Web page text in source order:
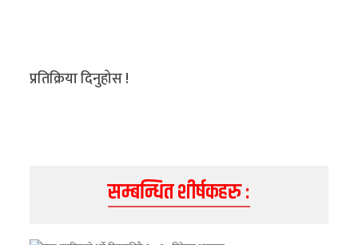
ग्यालरी
प्रतिक्रिया दिनुहोस !
सम्बन्धित शीर्षकहरु :